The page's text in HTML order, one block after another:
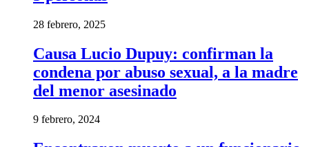
28 febrero, 2025
Causa Lucio Dupuy: confirman la
condena por abuso sexual, a la madre
del menor asesinado
9 febrero, 2024